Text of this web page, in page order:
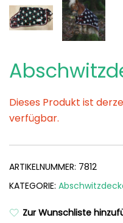
Dieses Produkt ist
verfügbar.
ARTIKELNUMMER: 7812
KATEGORIE:
Zur Wunschliste